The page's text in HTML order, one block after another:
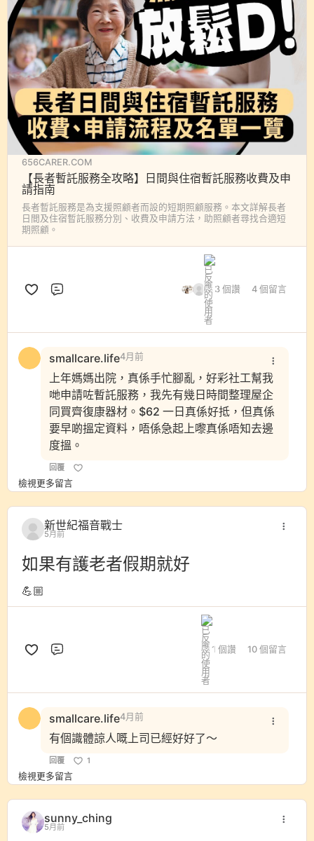
*照顧者可獲贈福袋
💵
付款方式
銀行入帳
恒生銀行：395-226384-883
轉數快
識別碼：108331695 或
電郵：secretary.bauhinia@gmail.com
🔍查詢：蔡穎霖 Katina + 852 9468 0701
656CARER.COM
【長者暫託服務全攻略】日間與住宿暫託服務收費及申
請指南
長者暫託服務是為支援照顧者而設的短期照顧服務。本文詳解長者
日間及住宿暫託服務分別、收費及申請方法，助照顧者尋找合適短
期照顧。
3 個讚 4 個留言
smallcare.life4月前
上年媽媽出院，真係手忙腳亂，好彩社工幫我
哋申請咗暫託服務，我先有幾日時間整理屋企
同買齊復康器材。$62 一日真係好抵，但真係
要早啲搵定資料，唔係急起上嚟真係唔知去邊
度搵。
回覆
檢視更多留言
新世紀福音戰士
5月前
如果有護老者假期就好
💪🏼
1 個讚 10 個留言
smallcare.life4月前
有個識體諒人嘅上司已經好好了～
回覆 1
檢視更多留言
sunny_ching
5月前